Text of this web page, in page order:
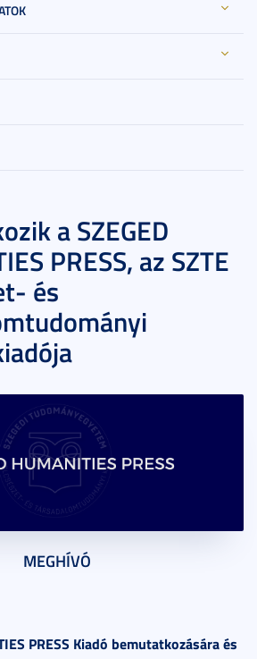
a SZEGED
PRESS, az SZTE
és
MEGHÍVÓ
PRESS Kiadó bemutatkozására és